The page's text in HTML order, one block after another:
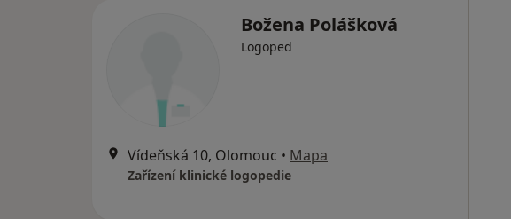
Božena Polášková
Logoped
Vídeňská 10, Olomouc • Mapa
Zařízení klinické logopedie